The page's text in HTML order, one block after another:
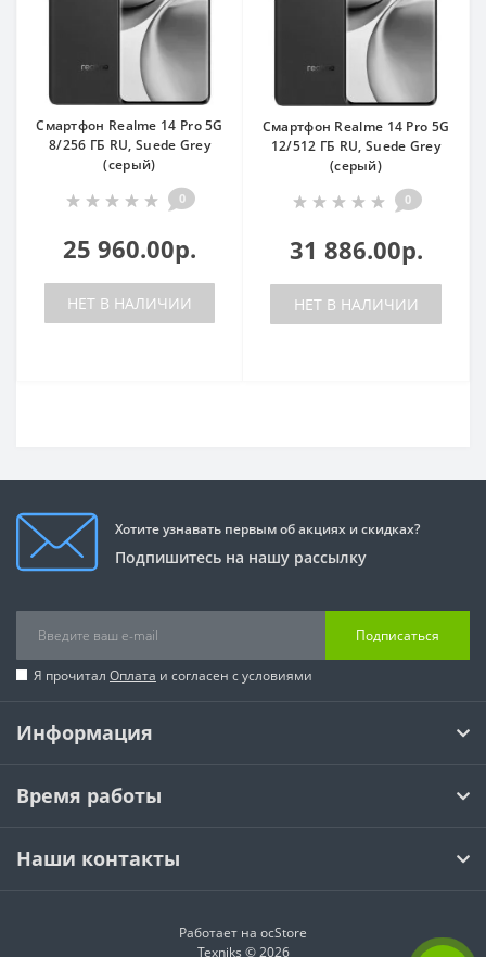
Смартфон Realme 14 Pro 5G
8/256 ГБ RU, Suede Grey
(серый)
0
25 960.00р.
НЕТ В НАЛИЧИИ
Смартфон Realme 14 Pro 5G
12/512 ГБ RU, Suede Grey
(серый)
0
31 886.00р.
НЕТ В НАЛИЧИИ
Хотите узнавать первым об акциях и скидках?
Подпишитесь на нашу рассылку
Подписаться
Я прочитал Оплата и согласен с условиями
Информация
Время работы
Наши контакты
Работает на ocStore
Texniks © 2026